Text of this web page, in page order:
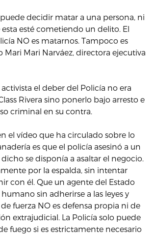
decidir matar a una persona, ni
esté cometiendo un delito. El
NO es matarnos. Tampoco es
Mari Mari Narváez, directora ejecutiva
el deber del Policía no era
Rivera sino ponerlo bajo arresto e
criminal en su contra.
el vídeo que ha circulado sobre lo
es que el policía asesinó a un
se disponía a asaltar el negocio.
por la espalda, sin intentar
con él. Que un agente del Estado
humano sin adherirse a las leyes y
fuerza NO es defensa propia ni de
extrajudicial. La Policía solo puede
fuego si es estrictamente necesario